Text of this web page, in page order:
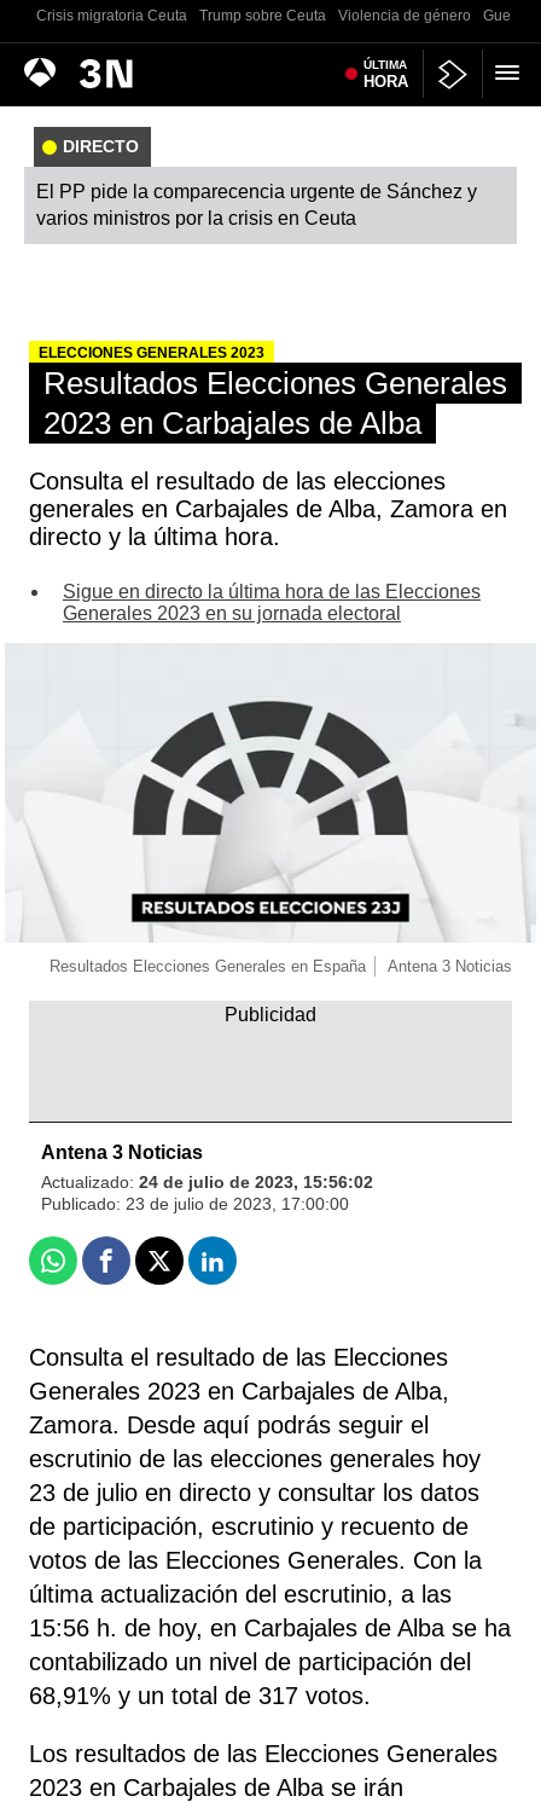
Crisis migratoria Ceuta Trump sobre Ceuta Violencia de género Guerra
Antena
3
Noticias ÚLTIMA
HORA
DIRECTO
El PP pide la comparecencia urgente de Sánchez y
varios ministros por la crisis en Ceuta
ELECCIONES GENERALES 2023
Resultados Elecciones Generales
2023 en Carbajales de Alba
Consulta el resultado de las elecciones
generales en Carbajales de Alba, Zamora en
directo y la última hora.
Sigue en directo la última hora de las Elecciones
Generales 2023 en su jornada electoral
Resultados Elecciones Generales en España Antena 3 Noticias
Antena 3 Noticias
Actualizado: 24 de julio de 2023, 15:56:02
Publicado: 23 de julio de 2023, 17:00:00
WhatsappFacebook
X Linkedin
Consulta el resultado de las Elecciones
Generales 2023 en Carbajales de Alba,
Zamora. Desde aquí podrás seguir el
escrutinio de las elecciones generales hoy
23 de julio en directo y consultar los datos
de participación, escrutinio y recuento de
votos de las Elecciones Generales. Con la
última actualización del escrutinio, a las
15:56 h. de hoy, en Carbajales de Alba se ha
contabilizado un nivel de participación del
68,91% y un total de 317 votos.
Los resultados de las Elecciones Generales
2023 en Carbajales de Alba se irán